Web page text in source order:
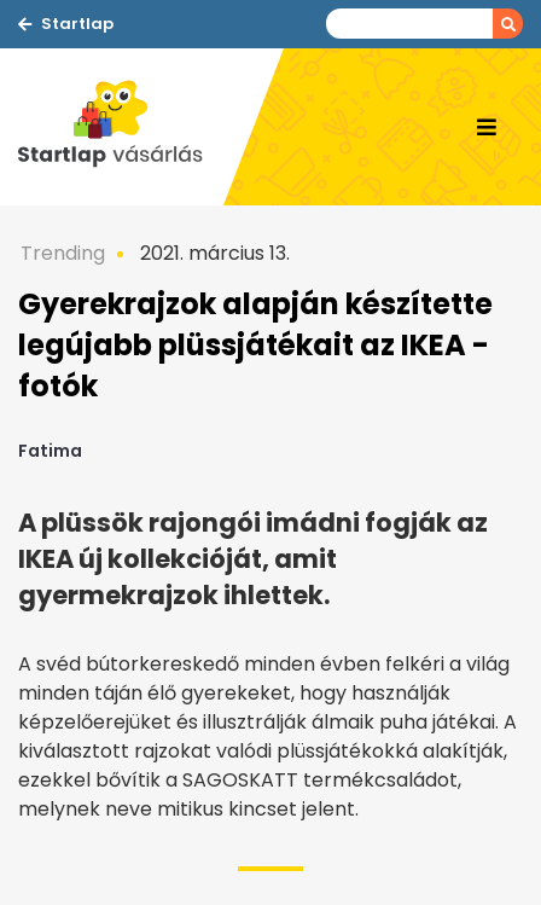
Startlap
Trending 2021. március 13.
Gyerekrajzok alapján készítette
legújabb plüssjátékait az IKEA -
fotók
Fatima
A plüssök rajongói imádni fogják az
IKEA új kollekcióját, amit
gyermekrajzok ihlettek.
A svéd bútorkereskedő minden évben felkéri a világ
minden táján élő gyerekeket, hogy használják
képzelőerejüket és illusztrálják álmaik puha játékai. A
kiválasztott rajzokat valódi plüssjátékokká alakítják,
ezekkel bővítik a SAGOSKATT termékcsaládot,
melynek neve mitikus kincset jelent.